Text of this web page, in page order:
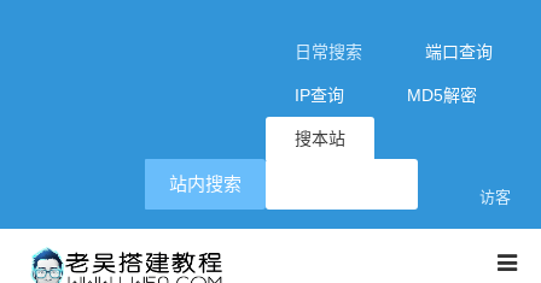
日常搜索 端口查询
IP查询 MD5解密
搜本站
访客
站内搜索